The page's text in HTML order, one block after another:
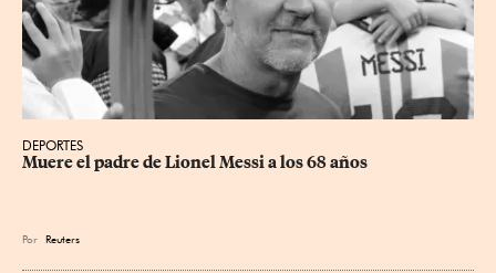
DEPORTES
Muere el padre de Lionel Messi a los 68 años
Por Reuters